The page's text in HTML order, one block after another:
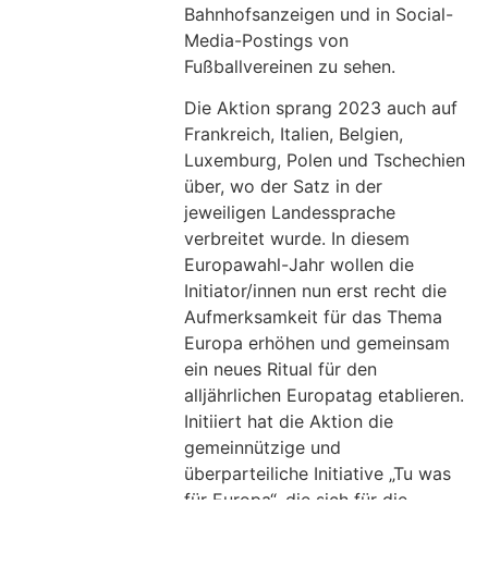
Bahnhofsanzeigen und in Social-
Media-Postings von
Fußballvereinen zu sehen.
Die Aktion sprang 2023 auch auf
Frankreich, Italien, Belgien,
Luxemburg, Polen und Tschechien
über, wo der Satz in der
jeweiligen Landessprache
verbreitet wurde. In diesem
Europawahl-Jahr wollen die
Initiator/innen nun erst recht die
Aufmerksamkeit für das Thema
Europa erhöhen und gemeinsam
ein neues Ritual für den
alljährlichen Europatag etablieren.
Initiiert hat die Aktion die
gemeinnützige und
überparteiliche Initiative „Tu was
für Europa“, die sich für die